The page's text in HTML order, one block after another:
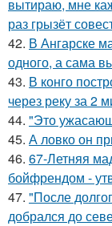
вытираю, мне
раз грызёт
42. В Ангарске
одного, а сама
43. В конго
через реку за 2
44. "Это
45. А ловко он
46. 67-Летняя
бойфрендом -
47. "После
добрался до